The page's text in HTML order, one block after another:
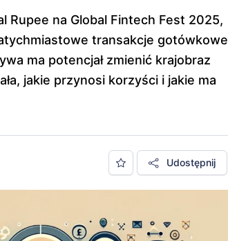
Rupee na Global Fintech Fest 2025,
transakcje gotówkowe
ma potencjał zmienić krajobraz
jakie przynosi korzyści i jakie ma
Udostępnij